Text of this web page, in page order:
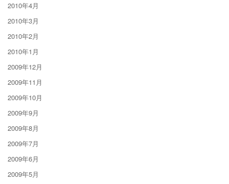
2010年4月
2010年3月
2010年2月
2010年1月
2009年12月
2009年11月
2009年10月
2009年9月
2009年8月
2009年7月
2009年6月
2009年5月